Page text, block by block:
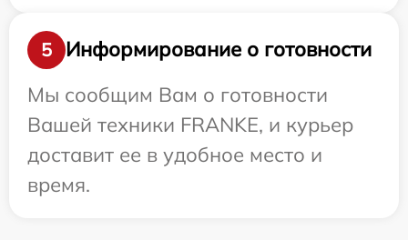
5
Информирование о готовности
Мы сообщим Вам о готовности
Вашей техники FRANKE, и курьер
доставит ее в удобное место и
время.